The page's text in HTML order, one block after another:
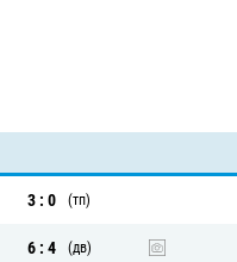
3 : 0 (тп)
6 : 4 (дв)